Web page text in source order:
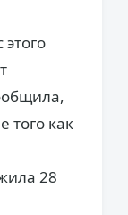
того как
28